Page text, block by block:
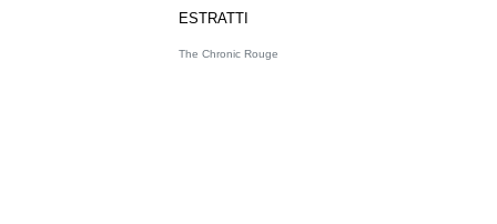
ESTRATTI
The Chronic Rouge